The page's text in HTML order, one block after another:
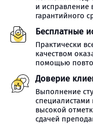
и исправление
гарантийного
Бесплатные
Практически
качеством
помощью
Доверие
Выполнение
специалистами
высокой
сдачей